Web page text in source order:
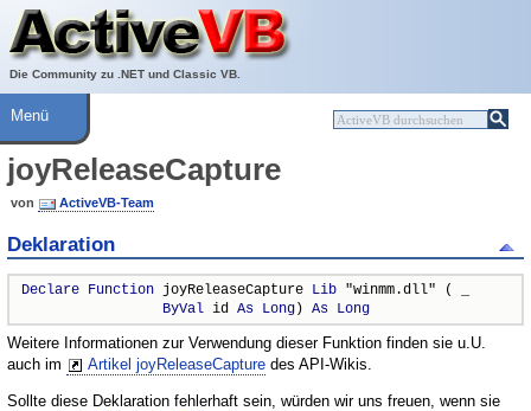
Die Community zu .NET und Classic VB.
Über ActiveVB
Hilfe
Menü
joyReleaseCapture
von ActiveVB-Team
Deklaration
Declare Function joyReleaseCapture Lib "winmm.dll" ( _
ByVal id As Long) As Long
Weitere Informationen zur Verwendung dieser Funktion finden sie u.U.
auch im
Artikel joyReleaseCapture des API-Wikis.
Sollte diese Deklaration fehlerhaft sein, würden wir uns freuen, wenn sie